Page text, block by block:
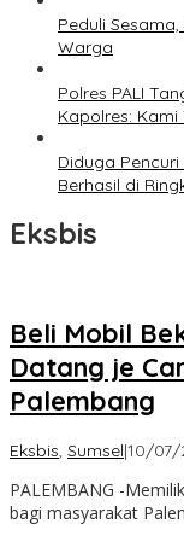
Peduli
Warga
Polres PALI
Kapolres:
Diduga
Berhasil di
Eksbis
Beli Mobil
Datang je
Palembang
Eksbis, Sumsel|10/07/
PALEMBANG -
bagi masyarakat